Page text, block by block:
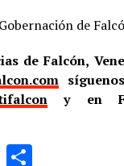
de
de Falcón,
y en
X